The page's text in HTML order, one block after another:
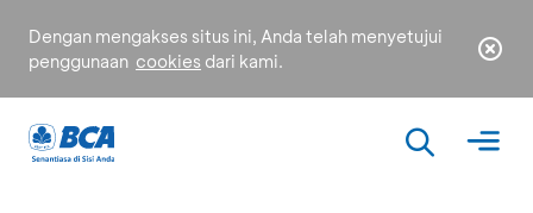
Dengan mengakses situs ini, Anda telah menyetujui
penggunaan cookies dari kami.